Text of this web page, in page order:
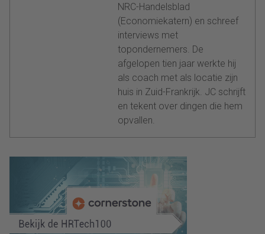
NRC-Handelsblad
(Economiekatern) en schreef
interviews met
topondernemers. De
afgelopen tien jaar werkte hij
als coach met als locatie zijn
huis in Zuid-Frankrijk. JC schrijft
en tekent over dingen die hem
opvallen.